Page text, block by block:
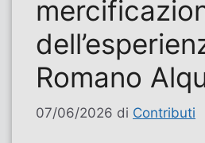
Romano
07/06/2026 di Contributi